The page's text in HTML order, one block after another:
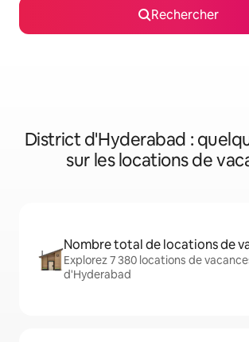
Rechercher
District d'Hyderabad :
sur les locations de
Nombre total de locations de
Explorez 7 380 locations de
d'Hyderabad